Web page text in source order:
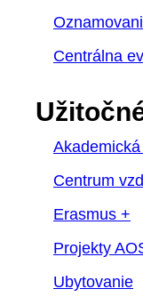
Centrálna
Centrum
Erasmus +
Projekty
Ubytovanie